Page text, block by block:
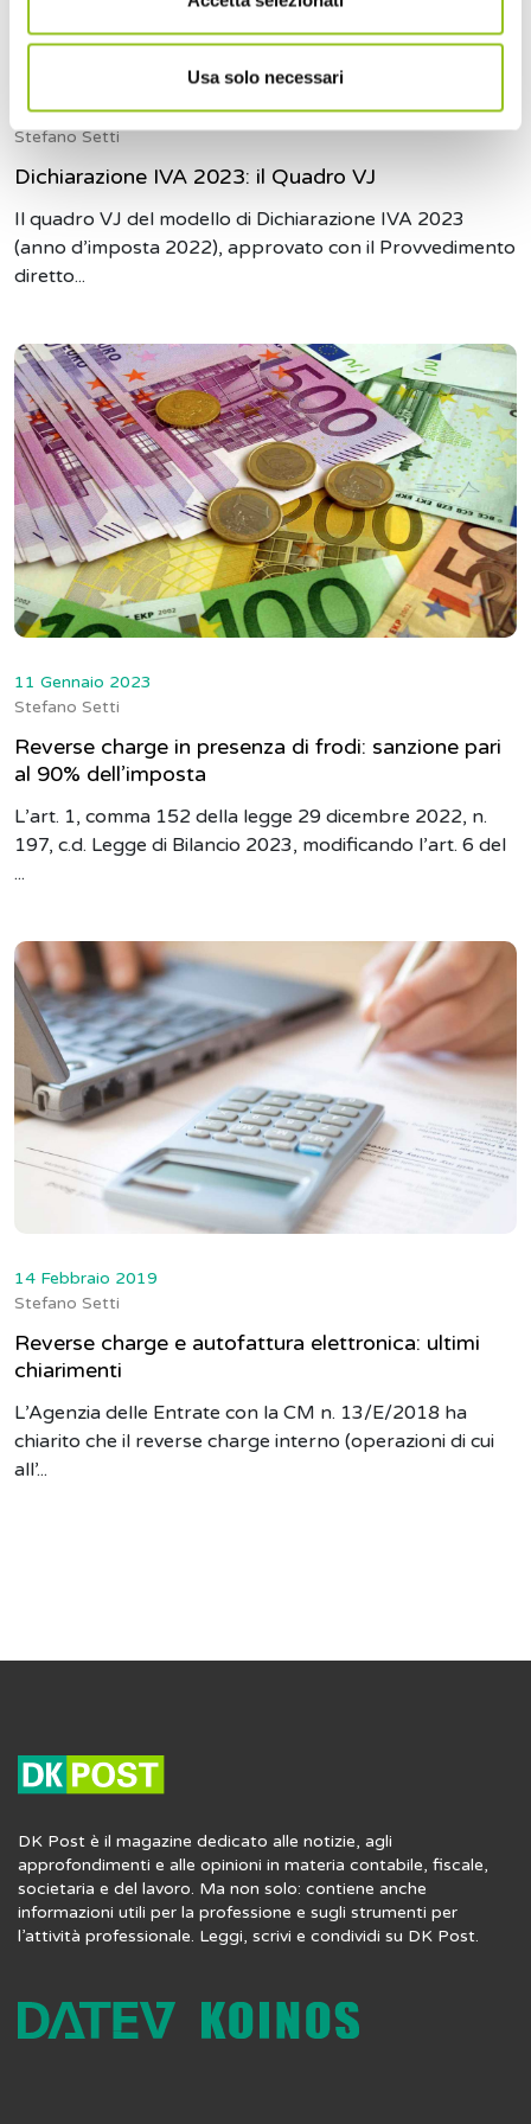
Usa solo necessari
16 Marzo 2023
Stefano Setti
Dichiarazione IVA 2023: il Quadro VJ
Il quadro VJ del modello di Dichiarazione IVA 2023
(anno d’imposta 2022), approvato con il Provvedimento
diretto...
11 Gennaio 2023
Stefano Setti
Reverse charge in presenza di frodi: sanzione pari
al 90% dell’imposta
L’art. 1, comma 152 della legge 29 dicembre 2022, n.
197, c.d. Legge di Bilancio 2023, modificando l’art. 6 del
...
14 Febbraio 2019
Stefano Setti
Reverse charge e autofattura elettronica: ultimi
chiarimenti
L’Agenzia delle Entrate con la CM n. 13/E/2018 ha
chiarito che il reverse charge interno (operazioni di cui
all’...
DK Post è il magazine dedicato alle notizie, agli
approfondimenti e alle opinioni in materia contabile, fiscale,
societaria e del lavoro. Ma non solo: contiene anche
informazioni utili per la professione e sugli strumenti per
l’attività professionale. Leggi, scrivi e condividi su DK Post.